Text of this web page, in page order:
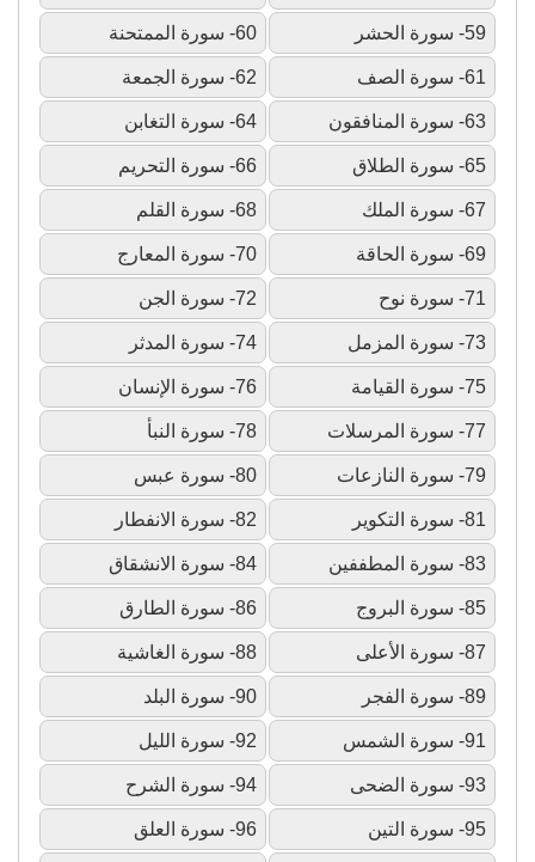
59- سورة الحشر 60- سورة الممتحنة
61- سورة الصف 62- سورة الجمعة
63- سورة المنافقون 64- سورة التغابن
65- سورة الطلاق 66- سورة التحريم
67- سورة الملك 68- سورة القلم
69- سورة الحاقة 70- سورة المعارج
71- سورة نوح 72- سورة الجن
73- سورة المزمل 74- سورة المدثر
75- سورة القيامة 76- سورة الإنسان
77- سورة المرسلات 78- سورة النبأ
79- سورة النازعات 80- سورة عبس
81- سورة التكوير 82- سورة الانفطار
83- سورة المطففين 84- سورة الانشقاق
85- سورة البروج 86- سورة الطارق
87- سورة الأعلى 88- سورة الغاشية
89- سورة الفجر 90- سورة البلد
91- سورة الشمس 92- سورة الليل
93- سورة الضحى 94- سورة الشرح
95- سورة التين 96- سورة العلق